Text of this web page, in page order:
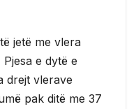
jetë me vlera
e dytë e
drejt vlerave
pak ditë me 37